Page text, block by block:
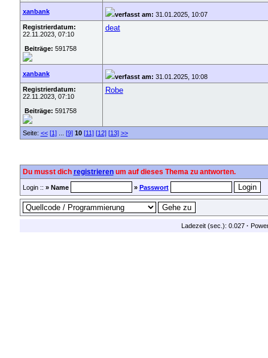
xanbank verfasst am: 31.01.2025, 10:07
Registrierdatum:
22.11.2023, 07:10
Beiträge: 591758
deat
xanbank verfasst am: 31.01.2025, 10:08
Registrierdatum:
22.11.2023, 07:10
Beiträge: 591758
Robe
Seite: << [1]... [9] 10 [11] [12] [13] >>
Du musst dich registrierenum auf dieses Thema zu antworten.
Login :: » Name » Passwort
Ladezeit (sec.): 0.027 ·